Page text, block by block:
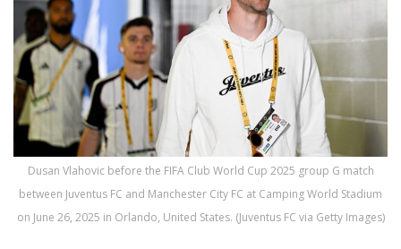
Dusan Vlahovic before the FIFA Club World Cup 2025 group G match
between Juventus FC and Manchester City FC at Camping World Stadium
on June 26, 2025 in Orlando, United States. (Juventus FC via Getty Images)